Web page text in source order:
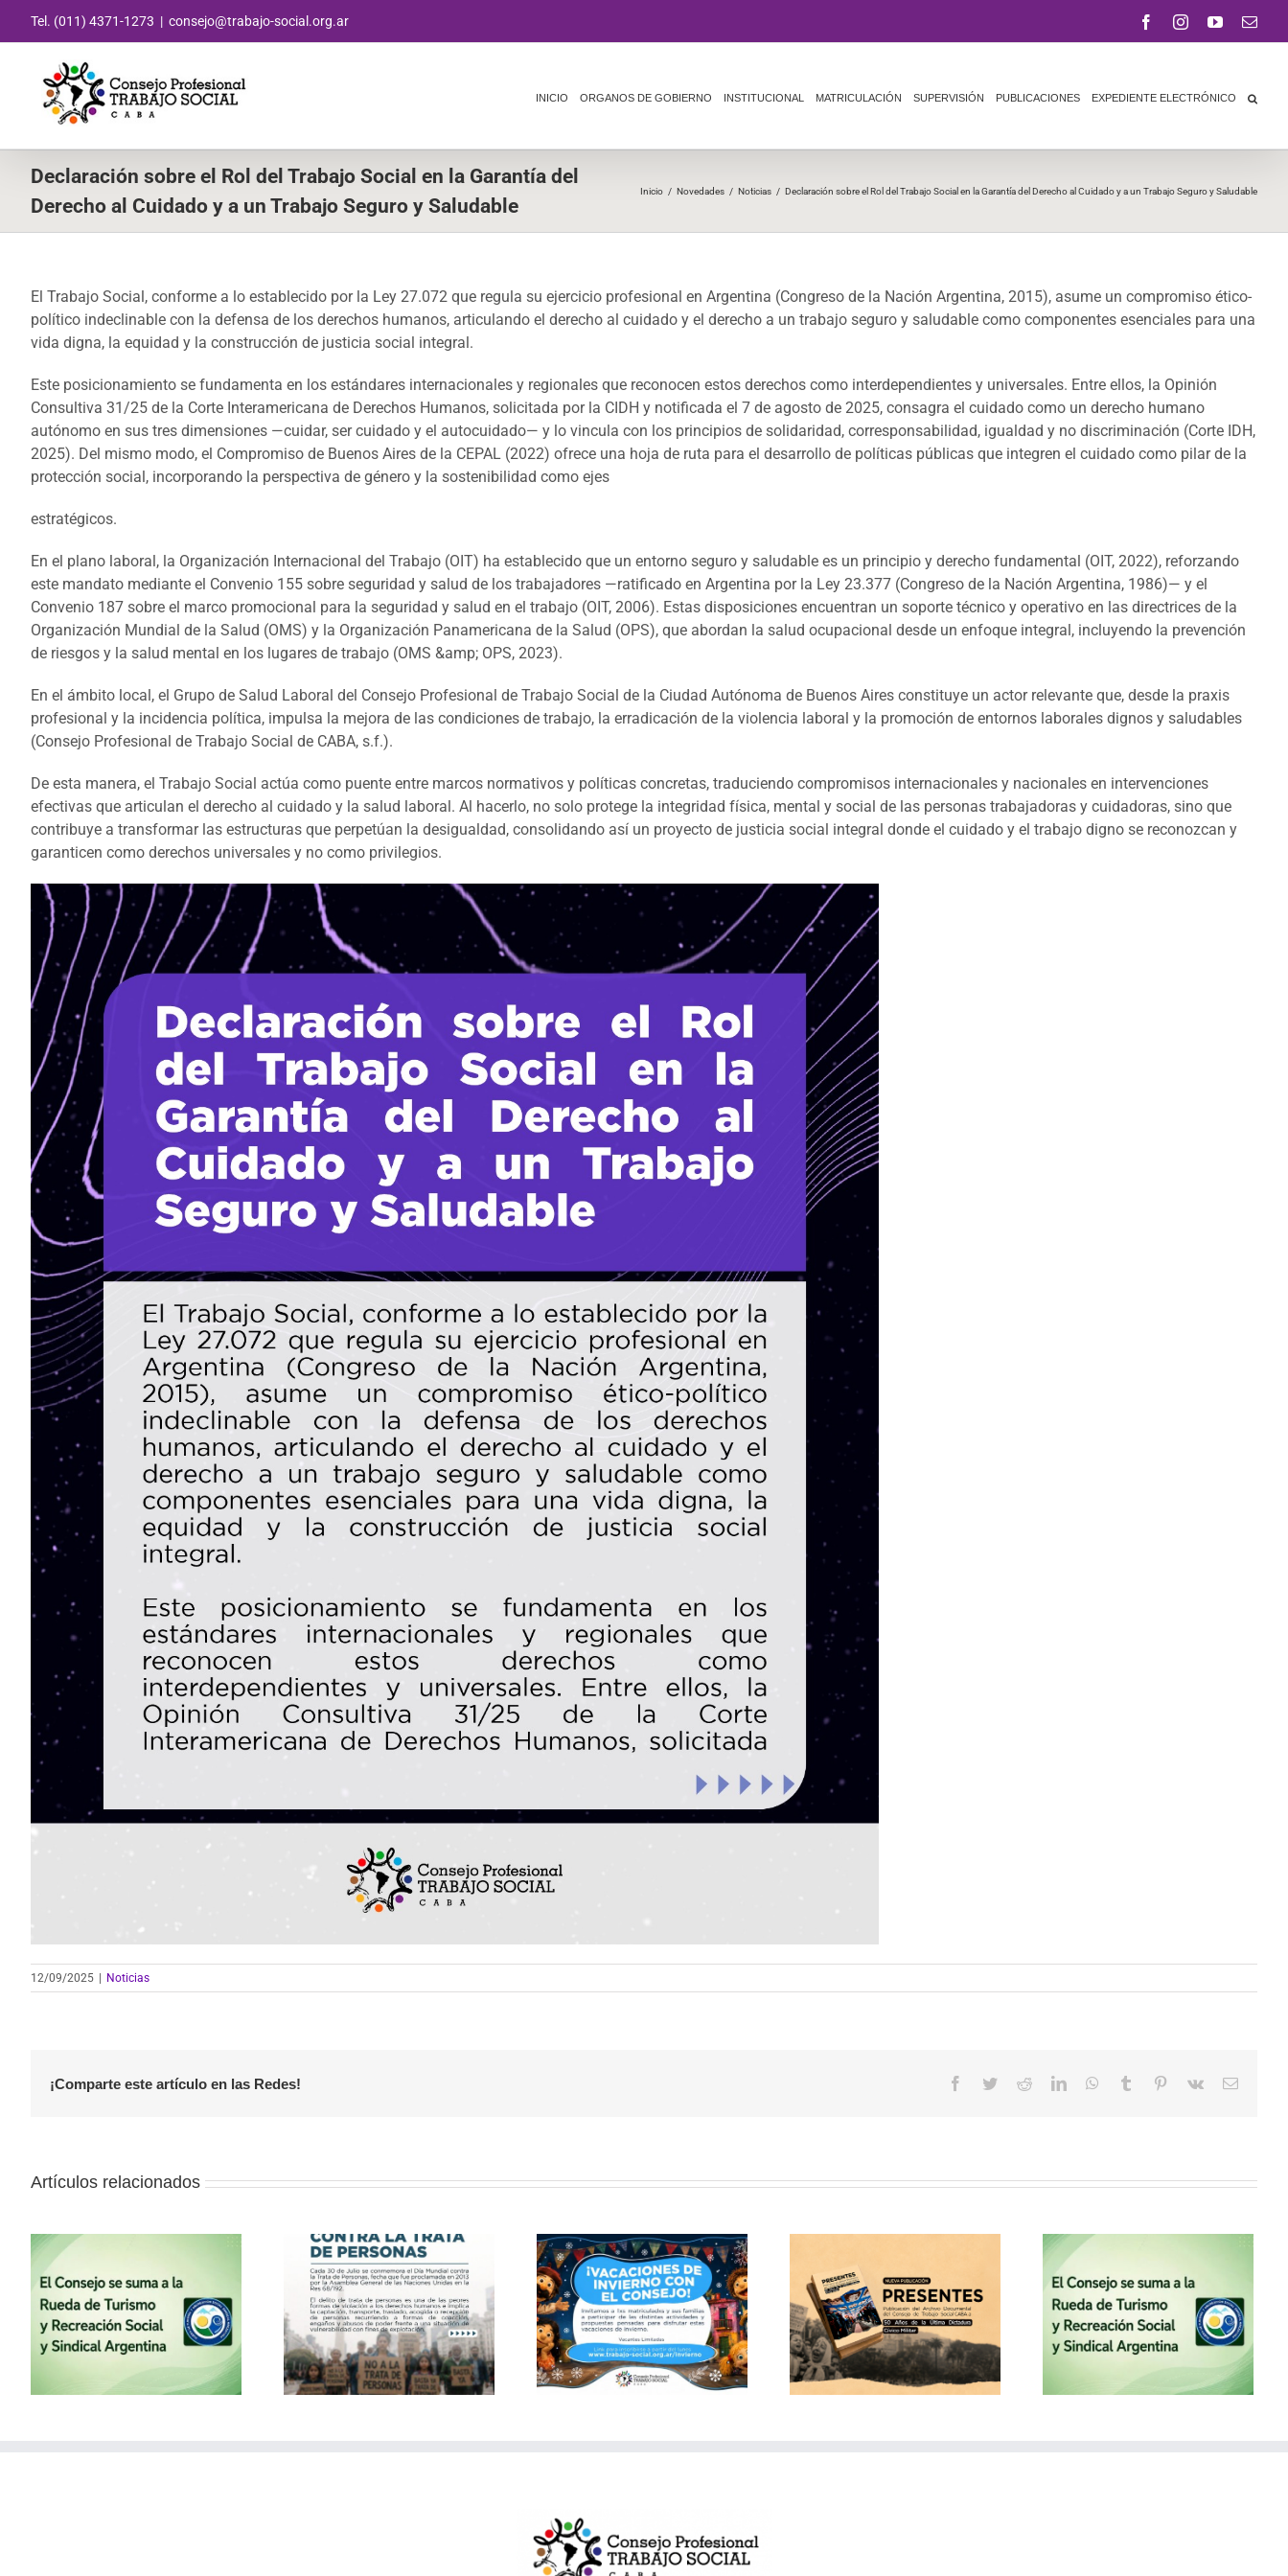
Tel. (011) 4371-1273 | consejo@trabajo-social.org.ar FacebookInstagramYouTube
INICIO ORGANOS DE GOBIERNO INSTITUCIONAL MATRICULACIÓN SUPERVISIÓN PUBLICACIONES EXPEDIENTE ELECTRÓNICO
Declaración sobre el Rol del Trabajo Social en la Garantía del
Derecho al Cuidado y a un Trabajo Seguro y Saludable
Inicio / Novedades / Noticias / Declaración sobre el Rol del Trabajo Social en la Garantía del Derecho al Cuidado y a un Trabajo Seguro y Saludable
El Trabajo Social, conforme a lo establecido por la Ley 27.072 que regula su ejercicio profesional en Argentina (Congreso de la Nación Argentina, 2015), asume un compromiso ético-
político indeclinable con la defensa de los derechos humanos, articulando el derecho al cuidado y el derecho a un trabajo seguro y saludable como componentes esenciales para una
vida digna, la equidad y la construcción de justicia social integral.
Este posicionamiento se fundamenta en los estándares internacionales y regionales que reconocen estos derechos como interdependientes y universales. Entre ellos, la Opinión
Consultiva 31/25 de la Corte Interamericana de Derechos Humanos, solicitada por la CIDH y notificada el 7 de agosto de 2025, consagra el cuidado como un derecho humano
autónomo en sus tres dimensiones —cuidar, ser cuidado y el autocuidado— y lo vincula con los principios de solidaridad, corresponsabilidad, igualdad y no discriminación (Corte IDH,
2025). Del mismo modo, el Compromiso de Buenos Aires de la CEPAL (2022) ofrece una hoja de ruta para el desarrollo de políticas públicas que integren el cuidado como pilar de la
protección social, incorporando la perspectiva de género y la sostenibilidad como ejes
estratégicos.
En el plano laboral, la Organización Internacional del Trabajo (OIT) ha establecido que un entorno seguro y saludable es un principio y derecho fundamental (OIT, 2022), reforzando
este mandato mediante el Convenio 155 sobre seguridad y salud de los trabajadores —ratificado en Argentina por la Ley 23.377 (Congreso de la Nación Argentina, 1986)— y el
Convenio 187 sobre el marco promocional para la seguridad y salud en el trabajo (OIT, 2006). Estas disposiciones encuentran un soporte técnico y operativo en las directrices de la
Organización Mundial de la Salud (OMS) y la Organización Panamericana de la Salud (OPS), que abordan la salud ocupacional desde un enfoque integral, incluyendo la prevención
de riesgos y la salud mental en los lugares de trabajo (OMS &amp; OPS, 2023).
En el ámbito local, el Grupo de Salud Laboral del Consejo Profesional de Trabajo Social de la Ciudad Autónoma de Buenos Aires constituye un actor relevante que, desde la praxis
profesional y la incidencia política, impulsa la mejora de las condiciones de trabajo, la erradicación de la violencia laboral y la promoción de entornos laborales dignos y saludables
(Consejo Profesional de Trabajo Social de CABA, s.f.).
De esta manera, el Trabajo Social actúa como puente entre marcos normativos y políticas concretas, traduciendo compromisos internacionales y nacionales en intervenciones
efectivas que articulan el derecho al cuidado y la salud laboral. Al hacerlo, no solo protege la integridad física, mental y social de las personas trabajadoras y cuidadoras, sino que
contribuye a transformar las estructuras que perpetúan la desigualdad, consolidando así un proyecto de justicia social integral donde el cuidado y el trabajo digno se reconozcan y
garanticen como derechos universales y no como privilegios.
12/09/2025 Noticias
¡Comparte este artículo en las Redes! Facebook
TwitterRedditLinkedInWhatsApp
Tumblr Pinterest
Vk
Correo
Artículos relacionados
30 de julio – Día Mundial
contra la Trata de
Personas
Vacaciones de invierno
con el Consejo
Publicación: Archivo
documental del Consejo
de Trabajo Social CABA
El Consejo se suma a la
Rueda de Turismo y
Recreación Social y
Sindical Argentina